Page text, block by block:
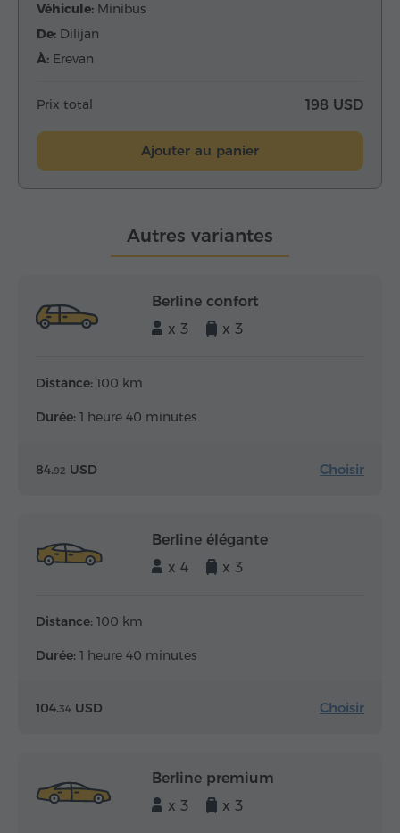
Véhicule: Minibus
De: Dilijan
À: Erevan
Prix total 198 USD
Ajouter au panier
Autres variantes
Berline confort
x 3
x 3
Distance: 100 km
Durée: 1 heure 40 minutes
84.92 USD Choisir
Berline élégante
x 4
x 3
Distance: 100 km
Durée: 1 heure 40 minutes
104.34 USD Choisir
Berline premium
x 3
x 3